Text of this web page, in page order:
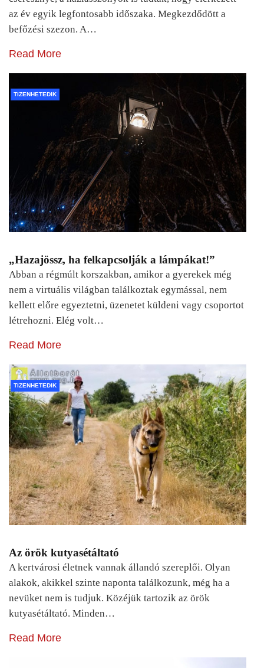
az év egyik legfontosabb időszaka. Megkezdődött a
befőzési szezon. A…
Read More
TIZENHETEDIK
„Hazajössz, ha felkapcsolják a lámpákat!”
Abban a régmúlt korszakban, amikor a gyerekek még
nem a virtuális világban találkoztak egymással, nem
kellett előre egyeztetni, üzenetet küldeni vagy csoportot
létrehozni. Elég volt…
Read More
TIZENHETEDIK
Az örök kutyasétáltató
A kertvárosi életnek vannak állandó szereplői. Olyan
alakok, akikkel szinte naponta találkozunk, még ha a
nevüket nem is tudjuk. Közéjük tartozik az örök
kutyasétáltató. Minden…
Read More